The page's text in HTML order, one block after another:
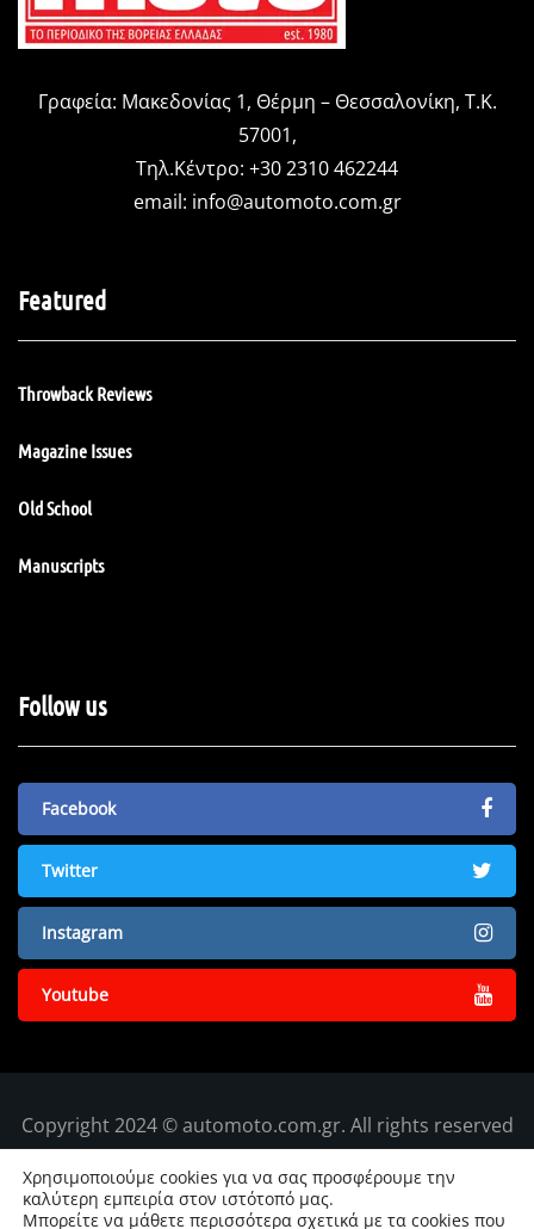
Γραφεία: Μακεδονίας 1, Θέρμη – Θεσσαλονίκη, Τ.Κ.
57001,
Τηλ.Κέντρο: +30 2310 462244
email: info@automoto.com.gr
Featured
Throwback Reviews
Magazine Issues
Old School
Manuscripts
Follow us
Facebook
Twitter
Instagram
Youtube
Copyright 2024 © automoto.com.gr. All rights reserved
Χρησιμοποιούμε cookies για να σας προσφέρουμε την
καλύτερη εμπειρία στον ιστότοπό μας.
Μπορείτε να μάθετε περισσότερα σχετικά με τα cookies που